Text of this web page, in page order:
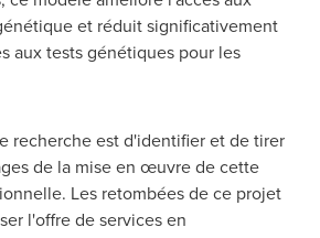
et réduit significativement
aux tests génétiques pour les
recherche est d'identifier et de tirer
de la mise en œuvre de cette
Les retombées de ce projet
l'offre de services en